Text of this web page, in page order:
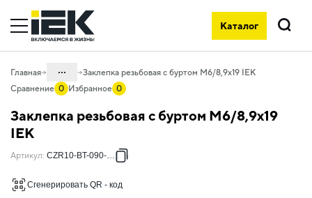
Каталог
Поиск
Главная ...
05.04 Кабельные лотки и аксессуары
Заклепка резьбовая с буртом М6/8,9х19 IEK
Сравнение 0 Избранное 0
Заклепка резьбовая с буртом М6/8,9х19
IEK
Артикул: CZR10-BT-090-019
Сгенерировать QR - код